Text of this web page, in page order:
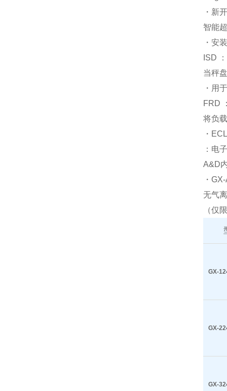
・新
智能
・安
ISD
当秤
・用
FRD
将负
・
：电
A&D
・
无气
（仅
GX-
GX-
GX-